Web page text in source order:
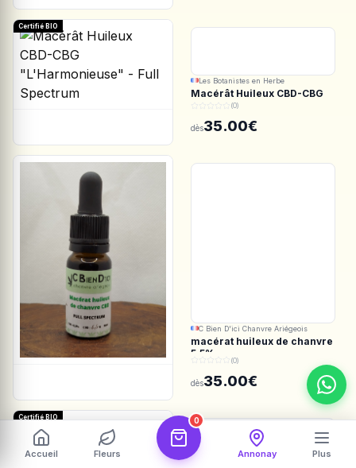
Certifié BIO
Les Botanistes en Herbe
Macérât Huileux CBD-CBG
"L'Harmonieuse" - Full
(0)
dès35.00€
C Bien D'ici Chanvre Ariégeois
macérat huileux de chanvre
5.5%
(0)
dès35.00€
Certifié BIO
Accueil Fleurs
0
Annonay Plus